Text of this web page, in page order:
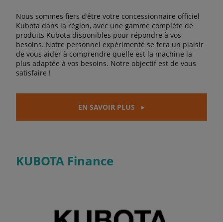
Nous sommes fiers d'être votre concessionnaire officiel
Kubota dans la région, avec une gamme complète de
produits Kubota disponibles pour répondre à vos
besoins. Notre personnel expérimenté se fera un plaisir
de vous aider à comprendre quelle est la machine la
plus adaptée à vos besoins. Notre objectif est de vous
satisfaire !
EN SAVOIR PLUS
KUBOTA Finance